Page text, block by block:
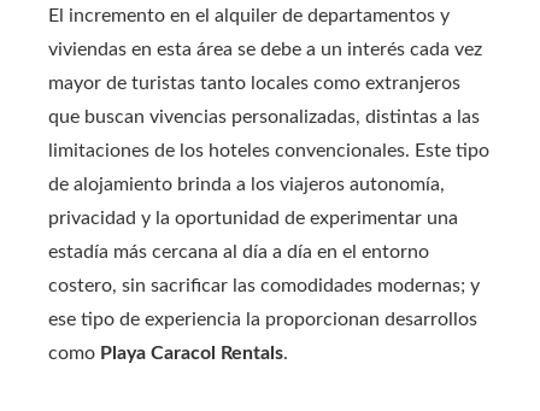
El incremento en el alquiler de departamentos y
viviendas en esta área se debe a un interés cada vez
mayor de turistas tanto locales como extranjeros
que buscan vivencias personalizadas, distintas a las
limitaciones de los hoteles convencionales. Este tipo
de alojamiento brinda a los viajeros autonomía,
privacidad y la oportunidad de experimentar una
estadía más cercana al día a día en el entorno
costero, sin sacrificar las comodidades modernas; y
ese tipo de experiencia la proporcionan desarrollos
como Playa Caracol Rentals.